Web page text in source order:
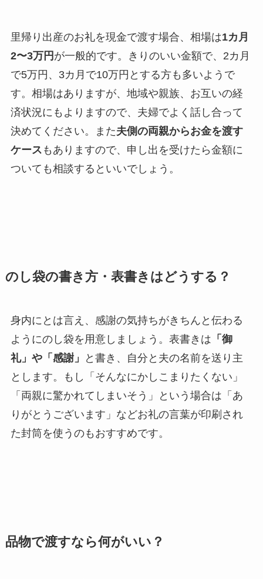
里帰り出産のお礼を現金で渡す場合、相場は1カ月
2〜3万円 が一般的です。きりのいい金額で、2カ月
で5万円、3カ月で10万円とする方も多いようで
す。相場はありますが、地域や親族、お互いの経
済状況にもよりますので、夫婦でよく話し合って
決めてください。また夫側の両親からお金を渡す
ケース もありますので、申し出を受けたら金額に
ついても相談するといいでしょう。
のし袋の書き方・表書きはどうする？
身内にとは言え、感謝の気持ちがきちんと伝わる
ようにのし袋を用意しましょう。表書きは 「御
礼」や「感謝」
と書き、自分と夫の名前を送り主
とします。もし「そんなにかしこまりたくない」
「両親に驚かれてしまいそう」という場合は「あ
りがとうございます」などお礼の言葉が印刷され
た封筒を使うのもおすすめです。
品物で渡すなら何がいい？